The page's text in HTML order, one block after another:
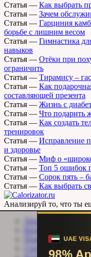
Статья — Как выбрать
Статья — Зачем
Статья — Гарциния
борьбе с лишним весом
Статья — Гимнастика
навыков
Статья — Отёки при
ограничить
Статья — Тирамису –
Статья — Как
составляющей презента
Статья — Жизнь с
Статья — Что подарить
Статья — Как создать
тренировок
Статья — Исправление
и здоровье
Статья — Миф о
Статья — Топ 5 ошибок
Статья — Сорок пять –
Статья — Как выбрать
Анализируй то, что ты
Личный кабинет
Помощь сайту
Соцсети